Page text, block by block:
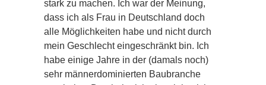
stark zu machen. Ich war der Meinung,
dass ich als Frau in Deutschland doch
alle Möglichkeiten habe und nicht durch
mein Geschlecht eingeschränkt bin. Ich
habe einige Jahre in der (damals noch)
sehr männerdominierten Baubranche